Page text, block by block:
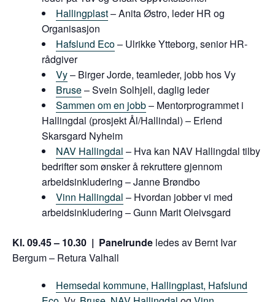
Hallingplast– Anita Østro, leder HR og
Organisasjon
Hafslund Eco– Ulrikke Ytteborg, senior HR-
rådgiver
Vy– Birger Jorde, teamleder, jobb hos Vy
Bruse– Svein Solhjell, daglig leder
Sammen om en jobb– Mentorprogrammet i
Hallingdal (prosjekt Ål/Hallindal) – Erlend
Skarsgard Nyheim
NAV Hallingdal – Hva kan NAV Hallingdal tilby
bedrifter som ønsker å rekruttere gjennom
arbeidsinkludering – Janne Brøndbo
Vinn Hallingdal – Hvordan jobber vi med
arbeidsinkludering – Gunn Marit Oleivsgard
Kl. 09.45 – 10.30 | Panelrunde ledes av Bernt Ivar
Bergum – Retura Valhall
Hemsedal kommune, Hallingplast, Hafslund